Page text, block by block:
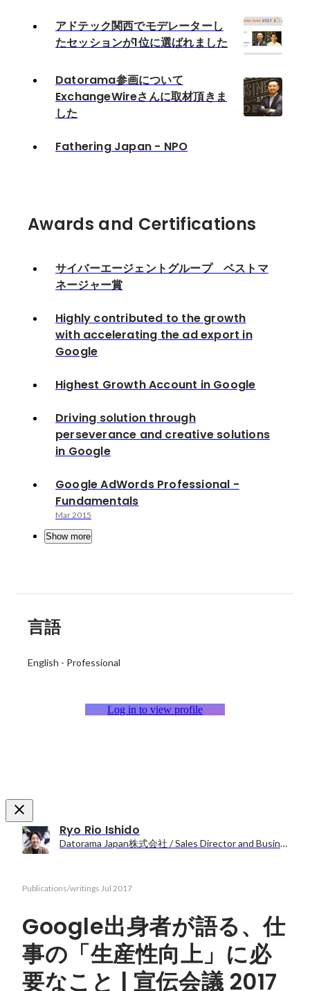
アドテック関西でモデレーターし
たセッションが1位に選ばれました
Datorama参画について
ExchangeWireさんに取材頂きま
した
Fathering Japan - NPO
Awards and Certifications
サイバーエージェントグループ ベストマ
ネージャー賞
Highly contributed to the growth
with accelerating the ad export in
Google
Highest Growth Account in Google
Driving solution through
perseverance and creative solutions
in Google
Google AdWords Professional -
Fundamentals
Mar 2015
Show more
言語
English - Professional
Log in to view profile
Ryo Rio Ishido
Datorama Japan株式会社 / Sales Director and Business Development
Publications/writings Jul 2017
Google出身者が語る、仕
事の「生産性向上」に必
要なこと | 宣伝会議 2017